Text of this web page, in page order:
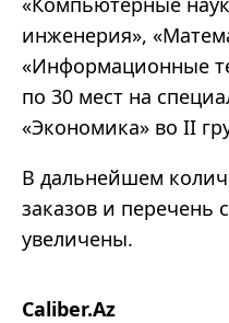
инженерия», «
«Информационные
по 30 мест на
«Экономика» во II
В дальнейшем
заказов и перечень
увеличены.
Caliber.Az